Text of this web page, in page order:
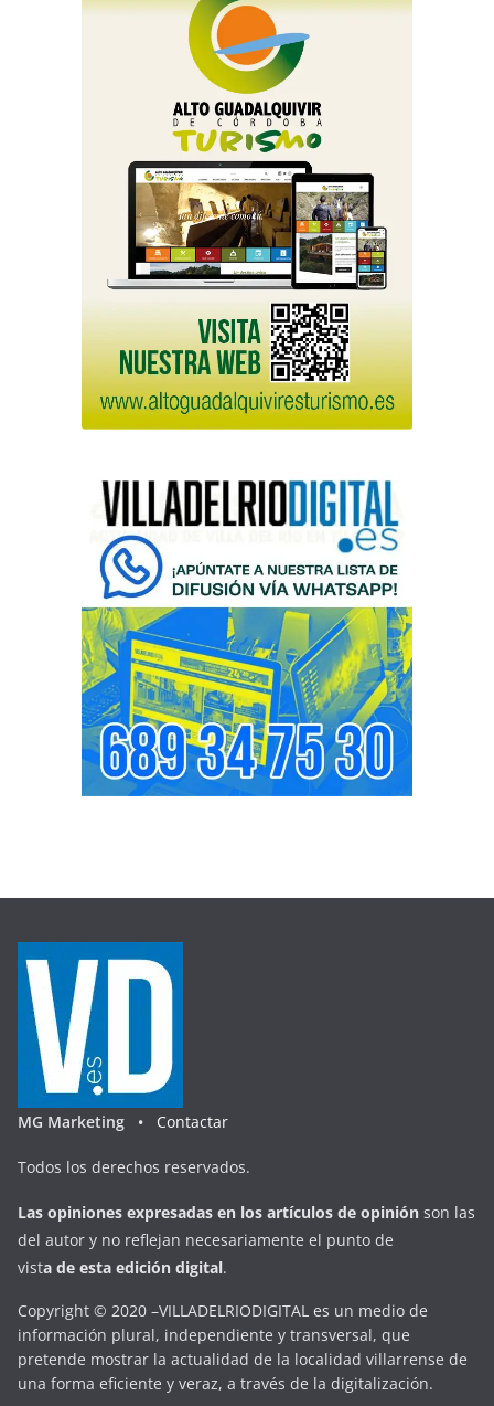
MG Marketing • Contactar
Todos los derechos reservados.
Las opiniones expresadas en los artículos de opinión son las
del autor y no reflejan necesariamente el punto de
vista de esta edición digital.
Copyright © 2020 –VILLADELRIODIGITAL es un medio de
información plural, independiente y transversal, que
pretende mostrar la actualidad de la localidad villarrense de
una forma eficiente y veraz, a través de la digitalización.